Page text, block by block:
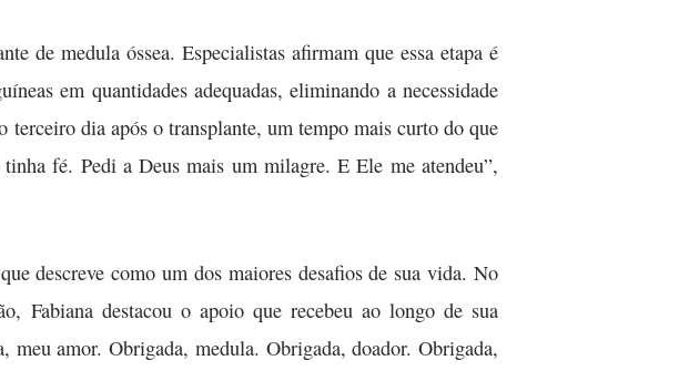
de medula óssea. Especialistas afirmam que essa etapa é
em quantidades adequadas, eliminando a necessidade
terceiro dia após o transplante, um tempo mais curto do que
fé. Pedi a Deus mais um milagre. E Ele me atendeu”,
descreve como um dos maiores desafios de sua vida. No
Fabiana destacou o apoio que recebeu ao longo de sua
meu amor. Obrigada, medula. Obrigada, doador. Obrigada,